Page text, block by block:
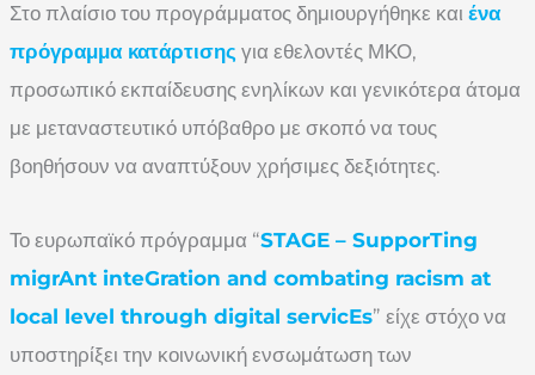
Στο πλαίσιο του προγράμματος δημιουργήθηκε και ένα
πρόγραμμα κατάρτισης για εθελοντές ΜΚΟ,
προσωπικό εκπαίδευσης ενηλίκων και γενικότερα άτομα
με μεταναστευτικό υπόβαθρο με σκοπό να τους
βοηθήσουν να αναπτύξουν χρήσιμες δεξιότητες.
Το ευρωπαϊκό πρόγραμμα “STAGE – SupporTing
migrAnt inteGration and combating racism at
local level through digital servicEs” είχε στόχο να
υποστηρίξει την κοινωνική ενσωμάτωση των